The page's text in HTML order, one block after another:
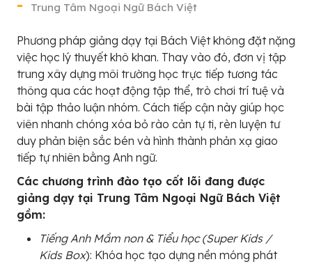
Trung Tâm Ngoại Ngữ Bách Việt
Phương pháp giảng dạy tại Bách Việt không đặt nặng
việc học lý thuyết khô khan. Thay vào đó, đơn vị tập
trung xây dựng môi trường học trực tiếp tương tác
thông qua các hoạt động tập thể, trò chơi trí tuệ và
bài tập thảo luận nhóm. Cách tiếp cận này giúp học
viên nhanh chóng xóa bỏ rào cản tự ti, rèn luyện tư
duy phản biện sắc bén và hình thành phản xạ giao
tiếp tự nhiên bằng Anh ngữ.
Các chương trình đào tạo cốt lõi đang được
giảng dạy tại Trung Tâm Ngoại Ngữ Bách Việt
gồm:
Tiếng Anh Mầm non & Tiểu học (Super Kids /
Kids Box): Khóa học tạo dựng nền móng phát